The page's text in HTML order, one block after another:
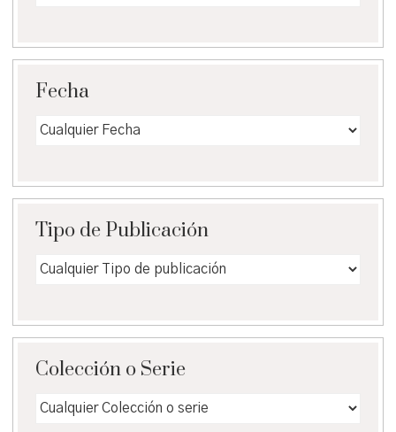
Fecha
Tipo de Publicación
Colección o Serie